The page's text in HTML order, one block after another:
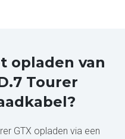
opladen van
Tourer
GTX opladen via een